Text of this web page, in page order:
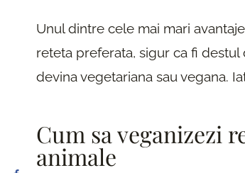
Unul dintre cele mai mari
reteta preferata, sigur ca fi
devina vegetariana sau vegana.
Cum sa veganizezi
animale